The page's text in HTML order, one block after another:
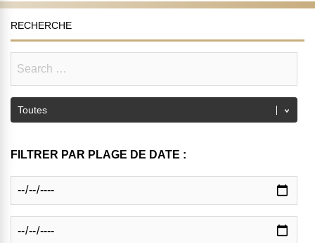
RECHERCHE
FILTRER PAR PLAGE DE DATE :